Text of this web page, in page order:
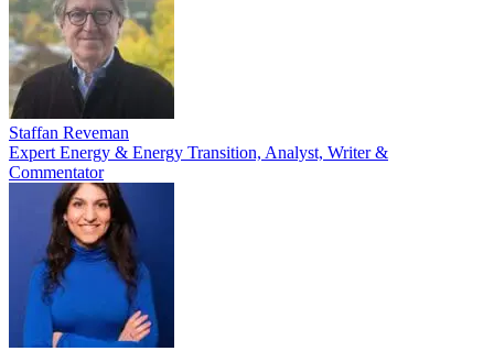
Staffan Reveman
Expert Energy & Energy Transition, Analyst, Writer &
Commentator